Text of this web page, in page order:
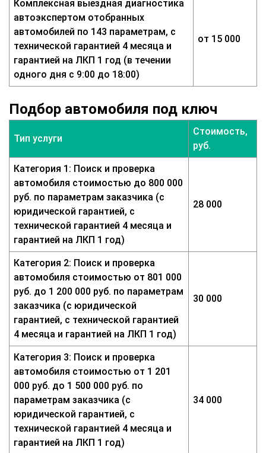
Комплексная выездная диагностика
автоэкспертом отобранных
автомобилей по 143 параметрам, с
технической гарантией 4 месяца и
гарантией на ЛКП 1 год (в течении
одного дня с 9:00 до 18:00)
от 15 000
Подбор автомобиля под ключ
Тип услуги
Стоимость,
руб.
Категория 1: Поиск и проверка
автомобиля стоимостью до 800 000
руб. по параметрам заказчика (с
юридической гарантией, с
технической гарантией 4 месяца и
гарантией на ЛКП 1 год)
28 000
Категория 2: Поиск и проверка
автомобиля стоимостью от 801 000
руб. до 1 200 000 руб. по параметрам
заказчика (с юридической
гарантией, с технической гарантией
4 месяца и гарантией на ЛКП 1 год)
30 000
Категория 3: Поиск и проверка
автомобиля стоимостью от 1 201
000 руб. до 1 500 000 руб. по
параметрам заказчика (с
юридической гарантией, с
технической гарантией 4 месяца и
гарантией на ЛКП 1 год)
34 000